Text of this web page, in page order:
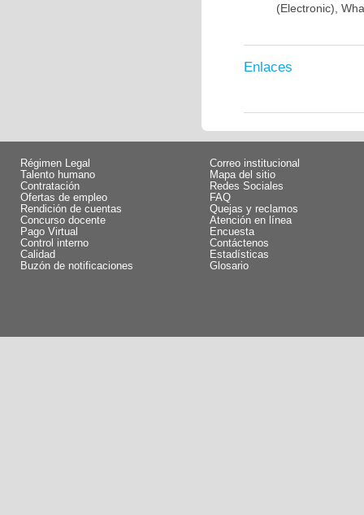
(Electronic),
Enlaces
Régimen Legal
Talento humano
Contratación
Ofertas de empleo
Rendición de cuentas
Concurso docente
Pago Virtual
Control interno
Calidad
Buzón de notificaciones
Correo institucional
Mapa del sitio
Redes Sociales
FAQ
Quejas y reclamos
Atención en línea
Encuesta
Contáctenos
Estadísticas
Glosario